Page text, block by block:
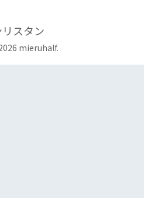
スタン
mieruhalf.